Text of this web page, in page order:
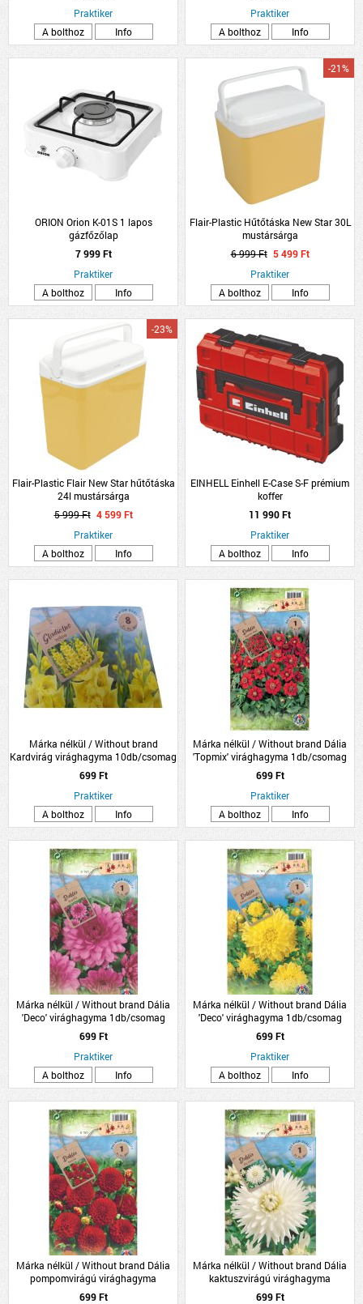
Praktiker
A bolthoz
Info
Praktiker
A bolthoz
Info
ORION Orion K-01S 1 lapos
gázfőzőlap
7 999 Ft
Praktiker
A bolthoz
Info
Flair-Plastic Hűtőtáska New Star 30L
mustársárga
-21%
6 999 Ft 5 499 Ft
Praktiker
A bolthoz
Info
Flair-Plastic Flair New Star hűtőtáska
24l mustársárga
-23%
5 999 Ft 4 599 Ft
Praktiker
A bolthoz
Info
EINHELL Einhell E-Case S-F prémium
koffer
11 990 Ft
Praktiker
A bolthoz
Info
Márka nélkül / Without brand
Kardvirág virághagyma 10db/csomag
sárga
699 Ft
Praktiker
A bolthoz
Info
Márka nélkül / Without brand Dália
'Topmix' virághagyma 1db/csomag
piros
699 Ft
Praktiker
A bolthoz
Info
Márka nélkül / Without brand Dália
'Deco' virághagyma 1db/csomag
rózsaszín
699 Ft
Praktiker
A bolthoz
Info
Márka nélkül / Without brand Dália
'Deco' virághagyma 1db/csomag
sárga
699 Ft
Praktiker
A bolthoz
Info
Márka nélkül / Without brand Dália
pompomvirágú virághagyma
1db/csomag piros
699 Ft
Márka nélkül / Without brand Dália
kaktuszvirágú virághagyma
1db/csomag fehér
699 Ft